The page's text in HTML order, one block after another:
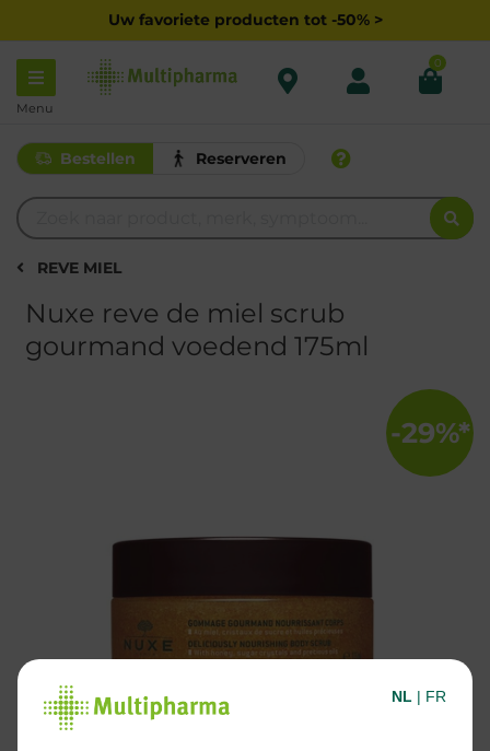
Uw favoriete producten tot -50% >
Menu
0
Bestellen Reserveren
REVE MIEL
Nuxe reve de miel scrub
gourmand voedend 175ml
-29%*
NL | FR